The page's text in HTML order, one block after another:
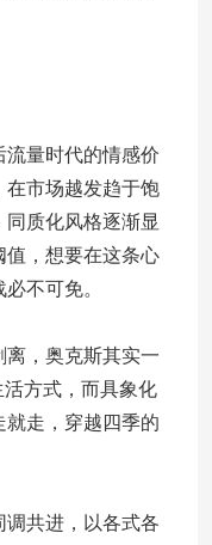
流量时代的情感价
在市场越发趋于饱
质化风格逐渐显
值，想要在这条心
不可免。
离，奥克斯其实一
方式，而具象化
走，穿越四季的
调共进，以各式各